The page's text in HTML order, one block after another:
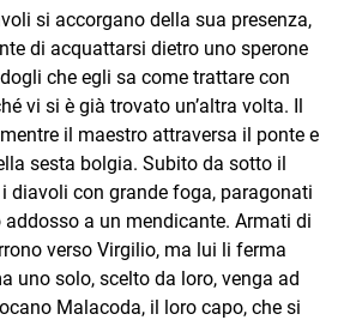
si accorgano della sua presenza,
di acquattarsi dietro uno sperone
che egli sa come trattare con
vi si è già trovato un’altra volta. Il
il maestro attraversa il ponte e
sesta bolgia. Subito da sotto il
diavoli con grande foga, paragonati
addosso a un mendicante. Armati di
verso Virgilio, ma lui li ferma
uno solo, scelto da loro, venga ad
Malacoda, il loro capo, che si